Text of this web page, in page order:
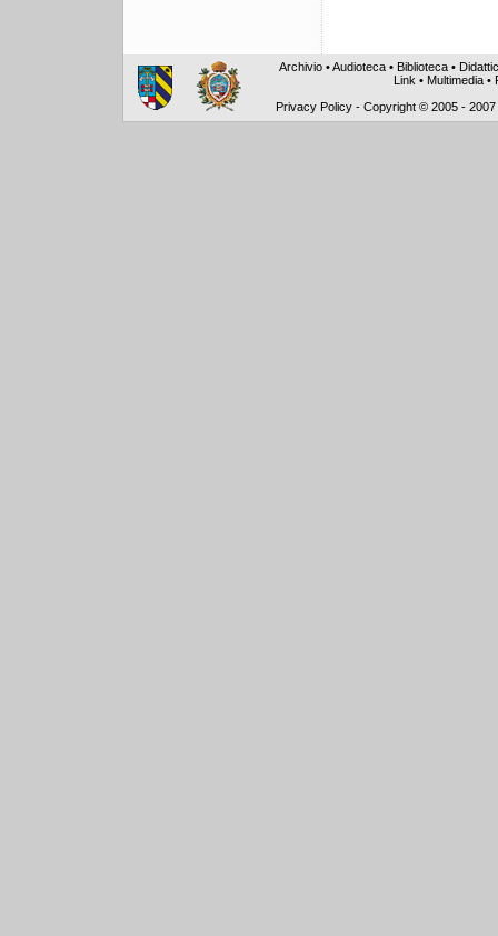
Archivio •Audioteca • Biblioteca •
Link • Multimedia •
Privacy Policy -Copyright © 2005 -